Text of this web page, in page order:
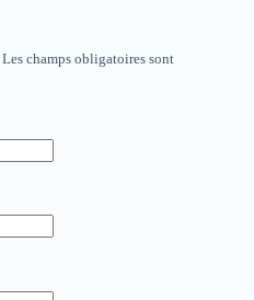
Les champs obligatoires sont